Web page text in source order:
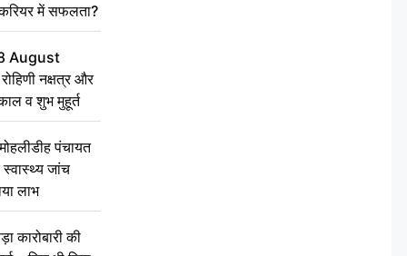
में सफलता?
August
नक्षत्र और
व शुभ मुहूर्त
पंचायत
जांच
लाभ
की